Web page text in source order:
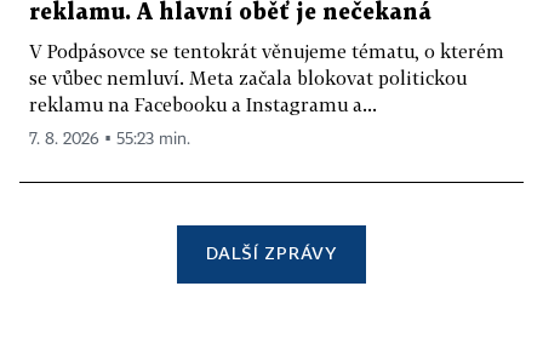
reklamu. A hlavní oběť je nečekaná
V Podpásovce se tentokrát věnujeme tématu, o kterém
se vůbec nemluví. Meta začala blokovat politickou
reklamu na Facebooku a Instagramu a...
7. 8. 2026 ▪ 55:23 min.
DALŠÍ ZPRÁVY